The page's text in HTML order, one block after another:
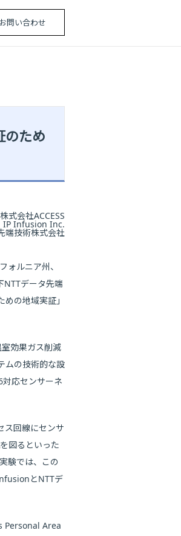
お問い合わせ
のため
株式会社ACCESS
IP Infusion Inc.
端技術株式会社
ォルニア州、
データ先端
の地域実証」
効果ガス削減
ムの技術的な設
応センサーネ
ス回線にセンサ
図るといった
験では、この
とNTTデ
Personal Area